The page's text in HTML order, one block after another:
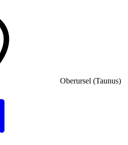
Oberursel (Taunus)